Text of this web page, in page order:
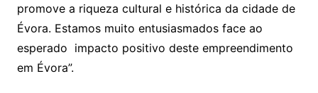
promove a riqueza cultural e histórica da cidade de
Évora. Estamos muito entusiasmados face ao
esperado impacto positivo deste empreendimento
em Évora”.